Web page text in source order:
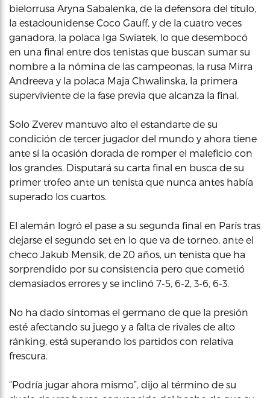
bielorrusa Aryna Sabalenka, de la defensora del título,
la estadounidense Coco Gauff, y de la cuatro veces
ganadora, la polaca Iga Swiatek, lo que desembocó
en una final entre dos tenistas que buscan sumar su
nombre a la nómina de las campeonas, la rusa Mirra
Andreeva y la polaca Maja Chwalinska, la primera
superviviente de la fase previa que alcanza la final.
Solo Zverev mantuvo alto el estandarte de su
condición de tercer jugador del mundo y ahora tiene
ante sí la ocasión dorada de romper el maleficio con
los grandes. Disputará su carta final en busca de su
primer trofeo ante un tenista que nunca antes había
superado los cuartos.
El alemán logró el pase a su segunda final en París tras
dejarse el segundo set en lo que va de torneo, ante el
checo Jakub Mensik, de 20 años, un tenista que ha
sorprendido por su consistencia pero que cometió
demasiados errores y se inclinó 7-5, 6-2, 3-6, 6-3.
No ha dado síntomas el germano de que la presión
esté afectando su juego y a falta de rivales de alto
ránking, está superando los partidos con relativa
frescura.
“Podría jugar ahora mismo”, dijo al término de su